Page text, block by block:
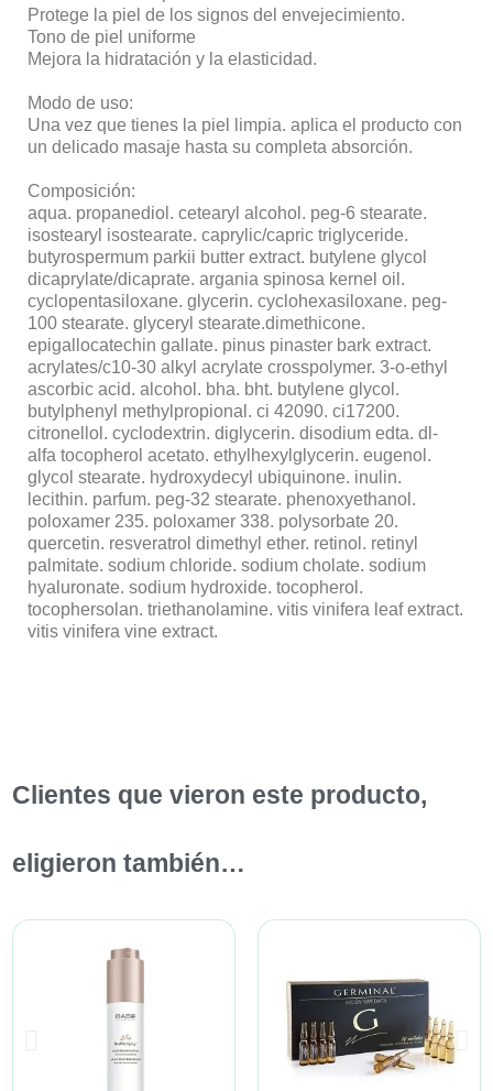
Protege la piel de los signos del envejecimiento.
Tono de piel uniforme
Mejora la hidratación y la elasticidad.
Modo de uso:
Una vez que tienes la piel limpia. aplica el producto con
un delicado masaje hasta su completa absorción.
Composición:
aqua. propanediol. cetearyl alcohol. peg-6 stearate.
isostearyl isostearate. caprylic/capric triglyceride.
butyrospermum parkii butter extract. butylene glycol
dicaprylate/dicaprate. argania spinosa kernel oil.
cyclopentasiloxane. glycerin. cyclohexasiloxane. peg-
100 stearate. glyceryl stearate.dimethicone.
epigallocatechin gallate. pinus pinaster bark extract.
acrylates/c10-30 alkyl acrylate crosspolymer. 3-o-ethyl
ascorbic acid. alcohol. bha. bht. butylene glycol.
butylphenyl methylpropional. ci 42090. ci17200.
citronellol. cyclodextrin. diglycerin. disodium edta. dl-
alfa tocopherol acetato. ethylhexylglycerin. eugenol.
glycol stearate. hydroxydecyl ubiquinone. inulin.
lecithin. parfum. peg-32 stearate. phenoxyethanol.
poloxamer 235. poloxamer 338. polysorbate 20.
quercetin. resveratrol dimethyl ether. retinol. retinyl
palmitate. sodium chloride. sodium cholate. sodium
hyaluronate. sodium hydroxide. tocopherol.
tocophersolan. triethanolamine. vitis vinifera leaf extract.
vitis vinifera vine extract.
Clientes que vieron este producto,
eligieron también…